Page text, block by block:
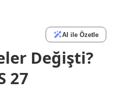
AI ile Özetle
Değişti?
27